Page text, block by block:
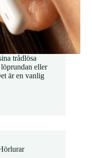
trådlösa
eller
är en vanlig